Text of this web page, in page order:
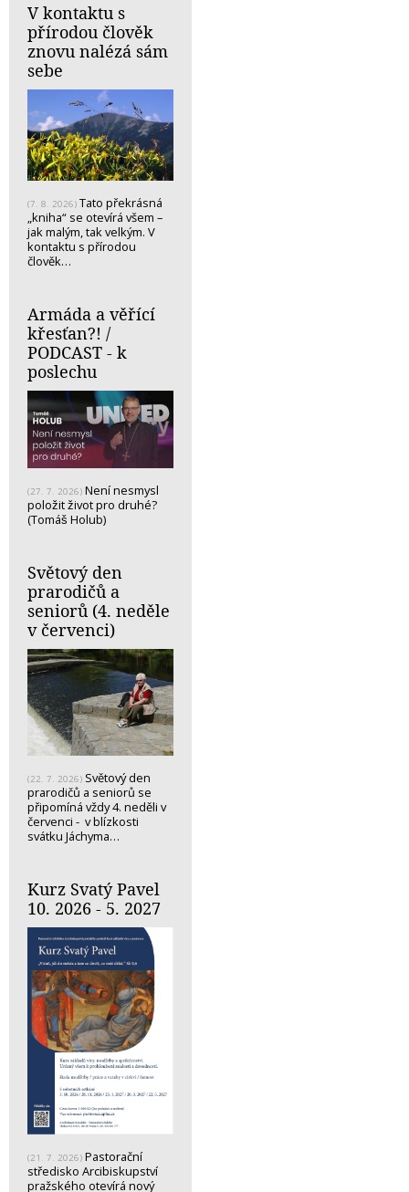
V kontaktu s
přírodou člověk
znovu nalézá sám
sebe
(7. 8. 2026) Tato překrásná
„kniha“ se otevírá všem –
jak malým, tak velkým. V
kontaktu s přírodou
člověk…
Armáda a věřící
křesťan?! /
PODCAST - k
poslechu
(27. 7. 2026) Není nesmysl
položit život pro druhé?
(Tomáš Holub)
Světový den
prarodičů a
seniorů (4. neděle
v červenci)
(22. 7. 2026) Světový den
prarodičů a seniorů se
připomíná vždy 4. neděli v
červenci - v blízkosti
svátku Jáchyma…
Kurz Svatý Pavel
10. 2026 - 5. 2027
(21. 7. 2026) Pastorační
středisko Arcibiskupství
pražského otevírá nový